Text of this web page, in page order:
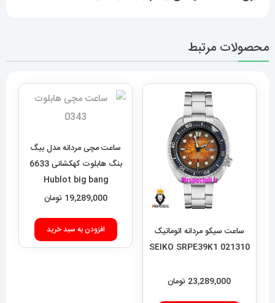
محصولات مرتبط
ساعت سیکو مردانه اتوماتیک
021310 SEIKO SRPE39K1
23,289,000 تومان
ساعت مچی مردانه مدل بیگ
بنگ هابلوت کهکشانی 6633
Hublot big bang
19,289,000 تومان
افزودن به سبد خرید